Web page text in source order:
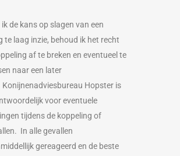
de kans op slagen van een
te laag inzie, behoud ik het recht
af te breken en eventueel te
naar een later
Konijnenadviesbureau Hopster is
voor eventuele
tijdens de koppeling of
In alle gevallen
gereageerd en de beste